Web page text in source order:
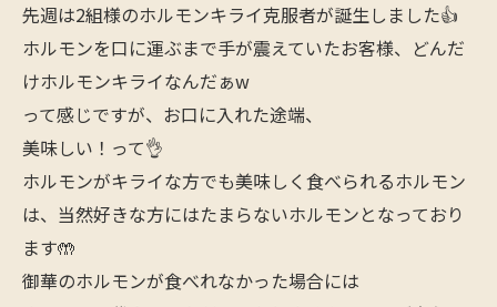
先週は2組様のホルモンキライ克服者が誕生しました👍
ホルモンを口に運ぶまで手が震えていたお客様、どんだ
けホルモンキライなんだぁw
って感じですが、お口に入れた途端、
美味しい！って👌
ホルモンがキライな方でも美味しく食べられるホルモン
は、当然好きな方にはたまらないホルモンとなっており
ます🤲
御華のホルモンが食べれなかった場合には